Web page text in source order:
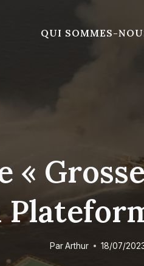
QUI SOMMES-
«
ParArthur 18/07/